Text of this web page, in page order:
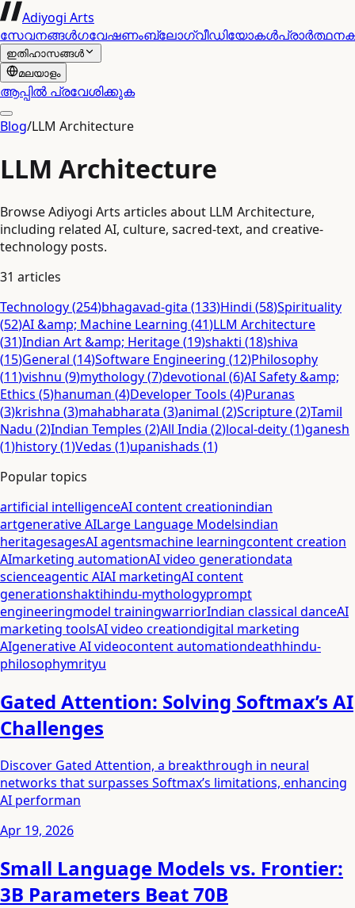
Adiyogi Arts
സേവനങ്ങൾഗവേഷണംബ്ലോഗ്വീഡിയോകൾ
ഇതിഹാസങ്ങൾ
മലയാളം
ആപ്പിൽ പ്രവേശിക്കുക
Blog/LLM Architecture
LLM Architecture
Browse Adiyogi Arts articles about LLM Architecture,
including related AI, culture, sacred-text, and creative-
technology posts.
31 articles
Technology(254)bhagavad-gita (133)Hindi (58)Spirituality
(52)AI &amp; Machine Learning (41)LLM Architecture
(31)Indian Art &amp; Heritage(19)shakti (18)shiva
(15)General (14)Software Engineering (12)Philosophy
(11)vishnu (9)mythology(7)devotional (6)AI Safety &amp;
Ethics (5)hanuman (4)Developer Tools (4)Puranas
(3)krishna (3)mahabharata (3)animal (2)Scripture(2)Tamil
Nadu (2)Indian Temples (2)All India (2)local-deity(1)ganesh
(1)history(1)Vedas (1)upanishads (1)
Popular topics
artificial intelligenceAI content creationindian
artgenerative AILarge Language Modelsindian
heritagesagesAI agentsmachine learningcontent creation
AImarketing automationAI video generationdata
scienceagentic AIAI marketingAI content
generationshaktihindu-mythologyprompt
engineeringmodel trainingwarriorIndian classical danceAI
marketing toolsAI video creationdigital marketing
AIgenerative AI videocontent automationdeathhindu-
philosophymrityu
Gated Attention: Solving Softmax’s AI
Challenges
Discover Gated Attention, a breakthrough in neural
networks that surpasses Softmax’s limitations, enhancing
AI performan
Apr 19, 2026
Small Language Models vs. Frontier:
3B Parameters Beat 70B